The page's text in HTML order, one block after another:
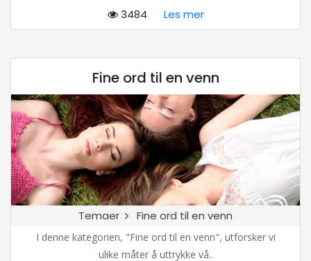
3484 Les mer
Fine ord til en venn
Temaer Fine ord til en venn
I denne kategorien, "Fine ord til en venn", utforsker vi
ulike måter å uttrykke vå..